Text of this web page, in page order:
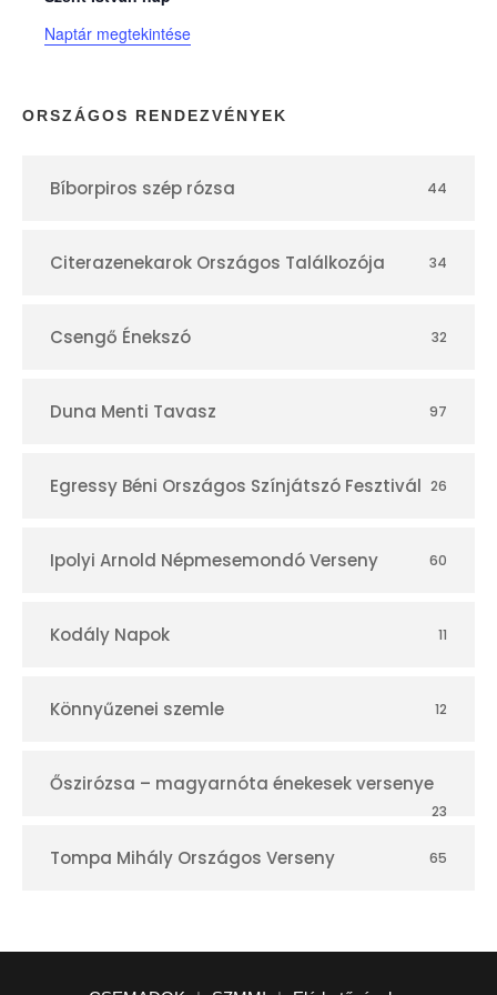
a
p
r
Naptár megtekintése
ORSZÁGOS RENDEZVÉNYEK
Bíborpiros szép rózsa 44
Citerazenekarok Országos Találkozója 34
Csengő Énekszó 32
Duna Menti Tavasz 97
Egressy Béni Országos Színjátszó Fesztivál 26
Ipolyi Arnold Népmesemondó Verseny 60
Kodály Napok 11
Könnyűzenei szemle 12
Őszirózsa – magyarnóta énekesek versenye
23
Tompa Mihály Országos Verseny 65